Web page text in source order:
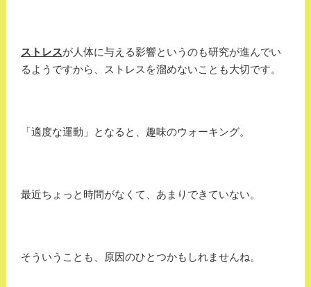
ストレスが人体に与える影響というのも研究が進んでい
るようですから、ストレスを溜めないことも大切です。
「適度な運動」となると、趣味のウォーキング。
最近ちょっと時間がなくて、あまりできていない。
そういうことも、原因のひとつかもしれませんね。